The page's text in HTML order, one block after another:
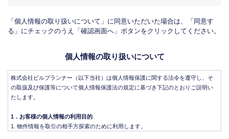
「個人情報の取り扱いについて」に同意いただいた場合は、「同意す
る」にチェックのうえ「確認画面へ」ボタンをクリックしてください。
個人情報の取り扱いについて
株式会社ビルプランナー（以下当社）は個人情報保護に関する法令を遵守し、そ
の取扱及び保護等について個人情報保護法の規定に基づき下記のとおりご説明い
たします。
1．お客様の個人情報の利用目的
物件情報を取引の相手方探索のために利用します。